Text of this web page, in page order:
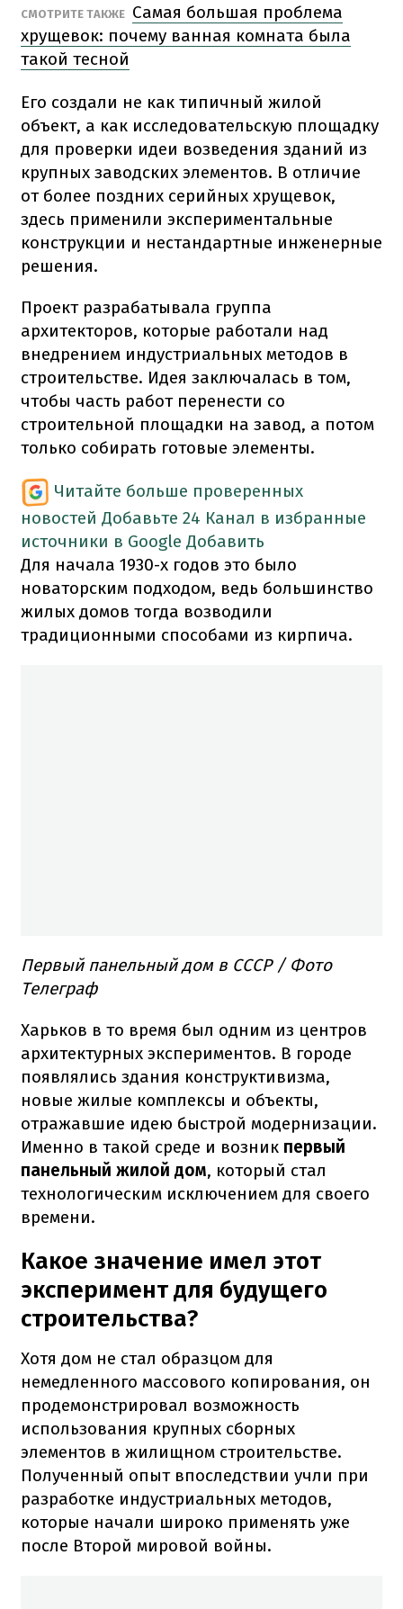
СМОТРИТЕ ТАКЖЕ Самая большая проблема
хрущевок: почему ванная комната была
такой тесной
Его создали не как типичный жилой
объект, а как исследовательскую площадку
для проверки идеи возведения зданий из
крупных заводских элементов. В отличие
от более поздних серийных хрущевок,
здесь применили экспериментальные
конструкции и нестандартные инженерные
решения.
Проект разрабатывала группа
архитекторов, которые работали над
внедрением индустриальных методов в
строительстве. Идея заключалась в том,
чтобы часть работ перенести со
строительной площадки на завод, а потом
только собирать готовые элементы.
Читайте больше проверенных
новостей Добавьте 24 Канал в избранные
источники в Google Добавить
Для начала 1930-х годов это было
новаторским подходом, ведь большинство
жилых домов тогда возводили
традиционными способами из кирпича.
Первый панельный дом в СССР / Фото
Телеграф
Харьков в то время был одним из центров
архитектурных экспериментов. В городе
появлялись здания конструктивизма,
новые жилые комплексы и объекты,
отражавшие идею быстрой модернизации.
Именно в такой среде и возник первый
панельный жилой дом, который стал
технологическим исключением для своего
времени.
Какое значение имел этот
эксперимент для будущего
строительства?
Хотя дом не стал образцом для
немедленного массового копирования, он
продемонстрировал возможность
использования крупных сборных
элементов в жилищном строительстве.
Полученный опыт впоследствии учли при
разработке индустриальных методов,
которые начали широко применять уже
после Второй мировой войны.